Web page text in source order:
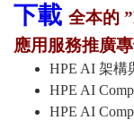
下載 全本的
應用服務推廣
HPE AI 架構
HPE AI
HPE AI